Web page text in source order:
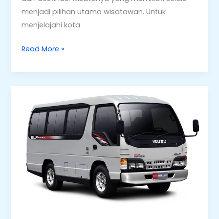
menjadi pilihan utama wisatawan. Untuk
menjelajahi kota
Read More »
Sewa
Mobil
Bandung
Mobil
Terbaru